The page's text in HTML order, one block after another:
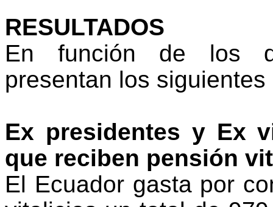
RESULTADOS
En función de los
presentan los
Ex presidentes y Ex
que reciben pensión
El Ecuador gasta por